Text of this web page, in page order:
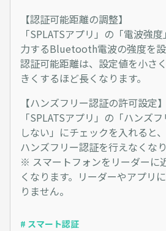
【認証可能距離の調整】
「SPLATSアプリ」の「電波強
力するBluetooth電波の強度を設
認証可能距離は、設定値を小さ
きくするほど長くなります。
【ハンズフリー認証の許可設定】
「SPLATSアプリ」の「ハンズ
しない」にチェックを入れると
ハンズフリー認証を行えなくなり
※ スマートフォンをリーダーに
くなります。リーダーやアプリ
りません。
# スマート認証